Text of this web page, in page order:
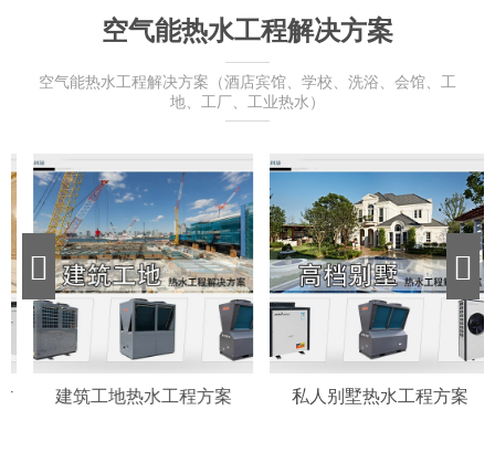
空气能热水工程解决方案
空气能热水工程解决方案（酒店宾馆、学校、洗浴、会馆、工
地、工厂、工业热水）
建筑工地热水工程方案 私人别墅热水工程方案